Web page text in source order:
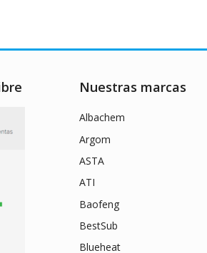
Nuestras marcas
Albachem
Argom
ASTA
ATI
Baofeng
BestSub
Blueheat